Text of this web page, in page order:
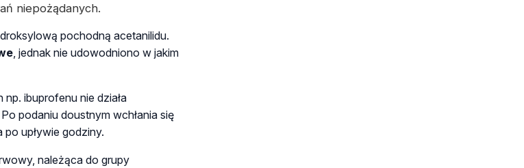
niepożądanych.
pochodną acetanilidu.
, jednak nie udowodniono w jakim
ibuprofenu nie działa
podaniu doustnym wchłania się
upływie godziny.
należąca do grupy